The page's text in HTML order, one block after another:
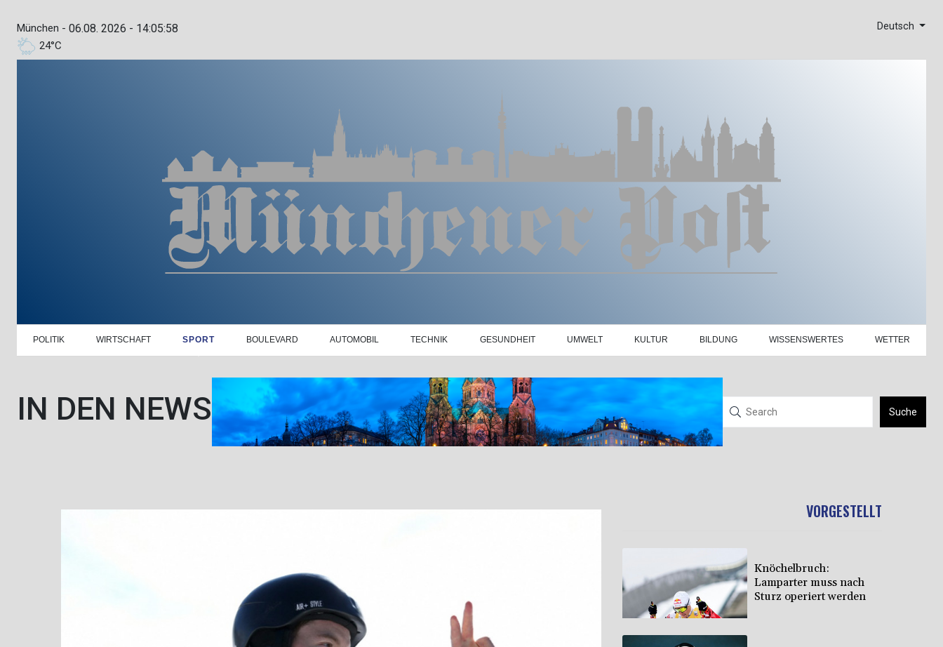
München -
24°C
06.08. 2026 - 14:05:59 Deutsch
POLITIK WIRTSCHAFT SPORT BOULEVARD AUTOMOBIL TECHNIK GESUNDHEIT UMWELT KULTUR BILDUNG WISSENSWERTES WETTER
IN DEN NEWS Suche
VORGESTELLT
Knöchelbruch:
Lamparter muss nach
Sturz operiert werden